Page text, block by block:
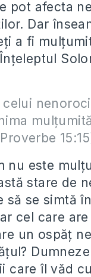
pot afecta
Dar
a fi
celui
nu este
stare de
să se simtă
cel care are
un ospăț
care îl văd